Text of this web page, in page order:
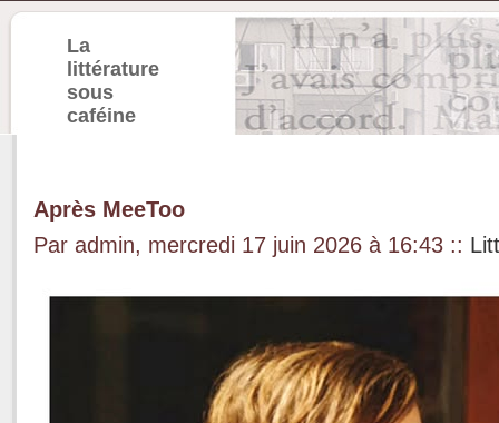
La
littérature
sous
caféine
Après MeeToo
Par admin, mercredi 17 juin 2026 à 16:43 ::